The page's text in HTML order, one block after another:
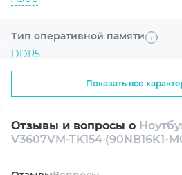
плавный геймплей и
Тип оперативной памяти
DDR5
Разрешение экрана
Показать все
Отзывы и вопросы о
V3607VM-TK154 (90NB16K1-